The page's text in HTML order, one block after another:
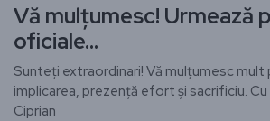
Vă mulțumesc! Urmează
oficiale…
Sunteți extraordinari! Vă mulțumesc mult
implicarea, prezență efort și sacrificiu.
Ciprian